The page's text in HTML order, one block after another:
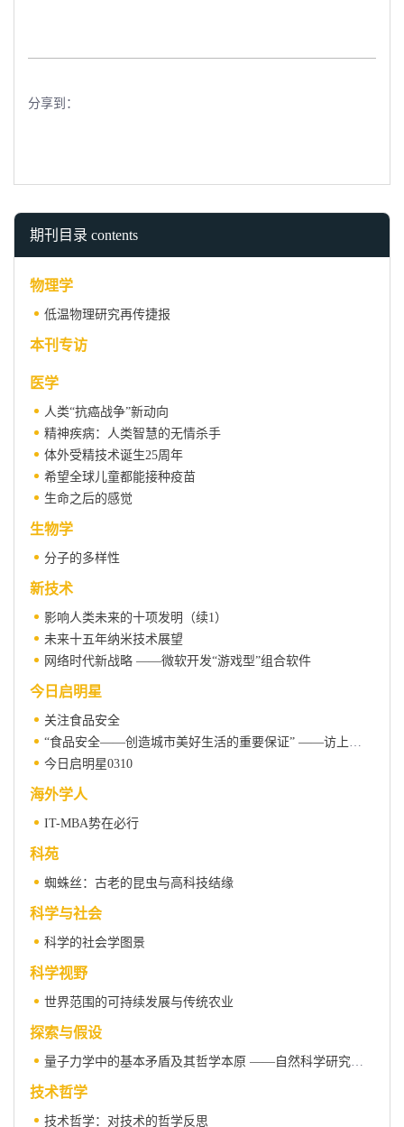
分享到：
期刊目录 contents
物理学
低温物理研究再传捷报
本刊专访
医学
人类“抗癌战争”新动向
精神疾病：人类智慧的无情杀手
体外受精技术诞生25周年
希望全球儿童都能接种疫苗
生命之后的感觉
生物学
分子的多样性
新技术
影响人类未来的十项发明（续1）
未来十五年纳米技术展望
网络时代新战略 ——微软开发“游戏型”组合软件
今日启明星
关注食品安全
“食品安全——创造城市美好生活的重要保证” ——访上海水产大学李柏林博士
今日启明星0310
海外学人
IT-MBA势在必行
科苑
蜘蛛丝：古老的昆虫与高科技结缘
科学与社会
科学的社会学图景
科学视野
世界范围的可持续发展与传统农业
探索与假设
量子力学中的基本矛盾及其哲学本原 ——自然科学研究中“理性原则”的重新探讨⑤
技术哲学
技术哲学：对技术的哲学反思